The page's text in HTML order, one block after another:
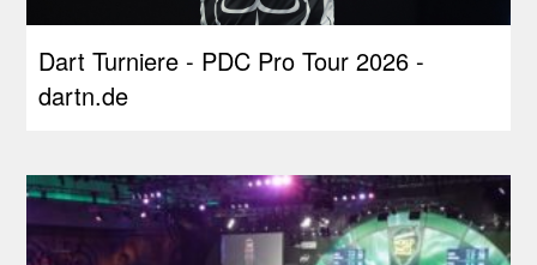
Dart Turniere - PDC Pro Tour 2026 -
dartn.de